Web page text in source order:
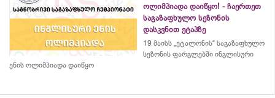
ოლიმპიადა დაიწყო! - ჩაერთეთ
საგაზაფხულო სეზონის
დასკვნით ეტაპზე
19 მაისს „ეტალონის“ საგაზაფხულო
სეზონის ფარგლებში ინგლისური
ენის ოლიმპიადა დაიწყო